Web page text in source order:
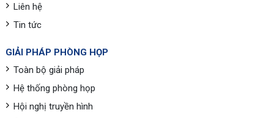
Liên hệ
Tin tức
GIẢI PHÁP PHÒNG HỌP
Toàn bộ giải pháp
Hệ thống phòng họp
Hội nghị truyền hình